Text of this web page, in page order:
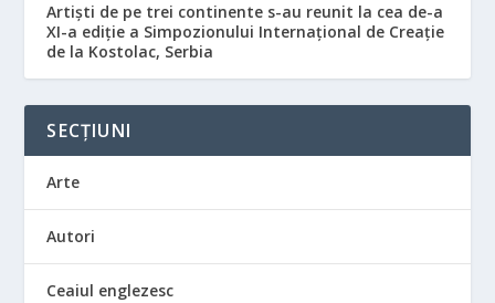
Artiști de pe trei continente s-au reunit la cea de-a
XI-a ediție a Simpozionului Internațional de Creație
de la Kostolac, Serbia
SECȚIUNI
Arte
Autori
Ceaiul englezesc